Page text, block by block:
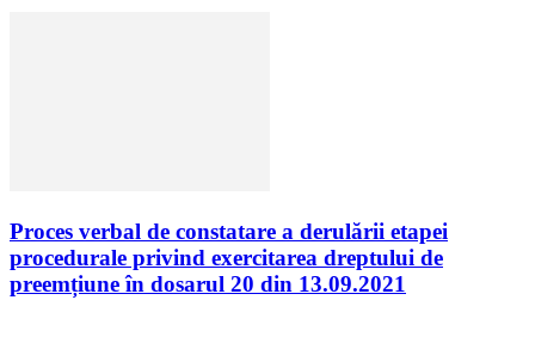
Proces verbal de constatare a derulării etapei
procedurale privind exercitarea dreptului de
preemțiune în dosarul 20 din 13.09.2021